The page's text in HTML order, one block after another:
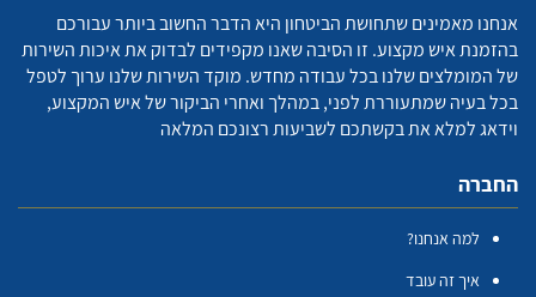
אנחנו מאמינים שתחושת הביטחון היא הדבר החשוב ביותר עבורכם
בהזמנת איש מקצוע. זו הסיבה שאנו מקפידים לבדוק את איכות השירות
של המומלצים שלנו בכל עבודה מחדש. מוקד השירות שלנו ערוך לטפל
בכל בעיה שמתעוררת לפני, במהלך ואחרי הביקור של איש המקצוע,
וידאג למלא את בקשתכם לשביעות רצונכם המלאה
החברה
למה אנחנו?
איך זה עובד